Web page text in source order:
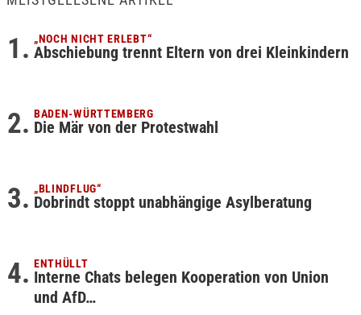
„NOCH NICHT ERLEBT“
Abschiebung trennt Eltern von drei Kleinkindern
BADEN-WÜRTTEMBERG
Die Mär von der Protestwahl
„BLINDFLUG“
Dobrindt stoppt unabhängige Asylberatung
ENTHÜLLT
Interne Chats belegen Kooperation von Union
und AfD…